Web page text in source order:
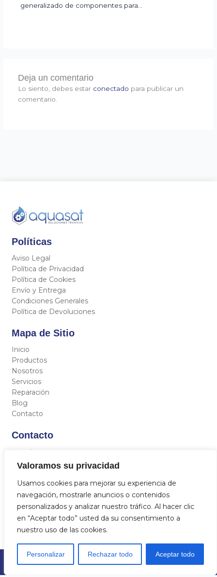
Valoramos su privacidad
Usamos cookies para mejorar su experiencia de
navegación, mostrarle anuncios o contenidos
personalizados y analizar nuestro tráfico. Al hacer clic
en “Aceptar todo” usted da su consentimiento a
nuestro uso de las cookies.
Personalizar Rechazar todo Aceptar todo
generalizado de componentes para…
Deja un comentario
Lo siento, debes estar conectado para publicar un
comentario.
Políticas
Aviso Legal
Política de Privacidad
Política de Cookies
Envío y Entrega
Condiciones Generales
Política de Devoluciones
Mapa de Sitio
Inicio
Productos
Nosotros
Servicios
Reparación
Blog
Contacto
Contacto
C/ Miguel Hernández 12, 46717 - La Font d’En Carròs
(Valencia)
684 712 329
info@aquasat.es